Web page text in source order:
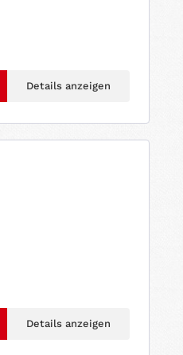
Details anzeigen
Details anzeigen